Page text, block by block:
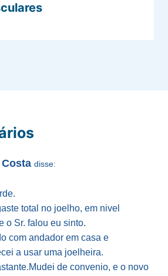
disse:
total no joelho, em nivel
o Sr. falou eu sinto.
com andador em casa e
a usar uma joelheira.
de convenio, e o novo